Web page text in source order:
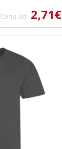
Cena od 2,71€